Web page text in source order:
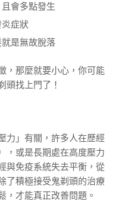
會多點發生
症狀
是無故脫落
，那麼就要小心，你可能
頭找上門了！
力」有關，許多人在歷經
，或是長期處在高度壓力
與免疫系統失去平衡，從
了積極接受鬼剃頭的治療
，才能真正改善問題。